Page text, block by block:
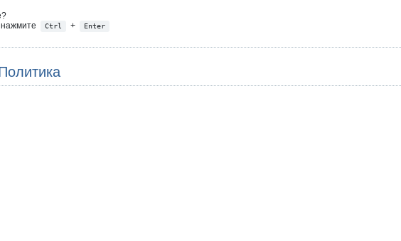
Ctrl + Enter